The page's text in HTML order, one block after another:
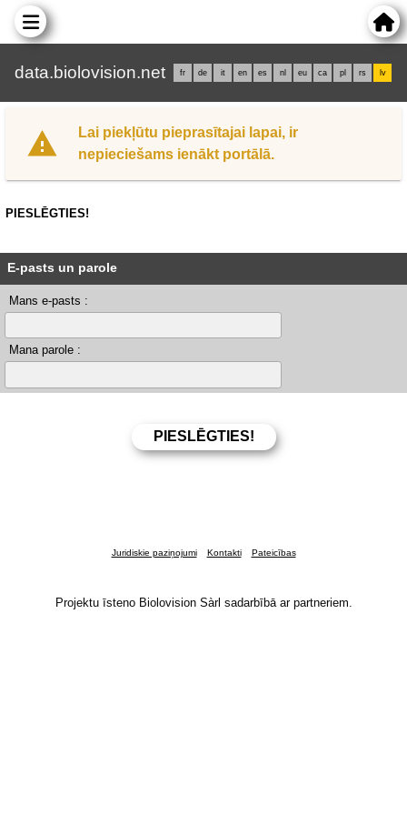
data.biolovision.net fr de it en es nl eu ca pl rs lv
Lai piekļūtu pieprasītajai lapai, ir
nepieciešams ienākt portālā.
PIESLĒGTIES!
E-pasts un parole
Mans e-pasts :
Mana parole :
Juridiskie paziņojumi Kontakti Pateicības
Projektu īsteno Biolovision Sàrl sadarbībā ar partneriem.